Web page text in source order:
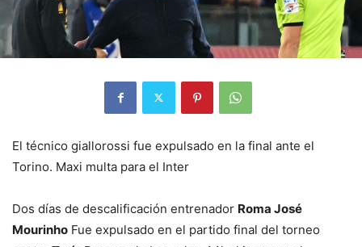
El técnico giallorossi fue expulsado en la final ante el
Torino. Maxi multa para el Inter
Dos días de descalificación entrenador Roma José
Mourinho Fue expulsado en el partido final del torneo